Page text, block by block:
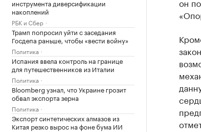
инструмента диверсификации
накоплений
РБК и Сбер
Трамп попросил уйти с заседания
Госдепа раньше, чтобы «вести войну»
Политика
Испания ввела контроль на границе
для путешественников из Италии
Политика
Bloomberg узнал, что Украине грозит
обвал экспорта зерна
Политика
Экспорт синтетических алмазов из
Китая резко вырос на фоне бума ИИ